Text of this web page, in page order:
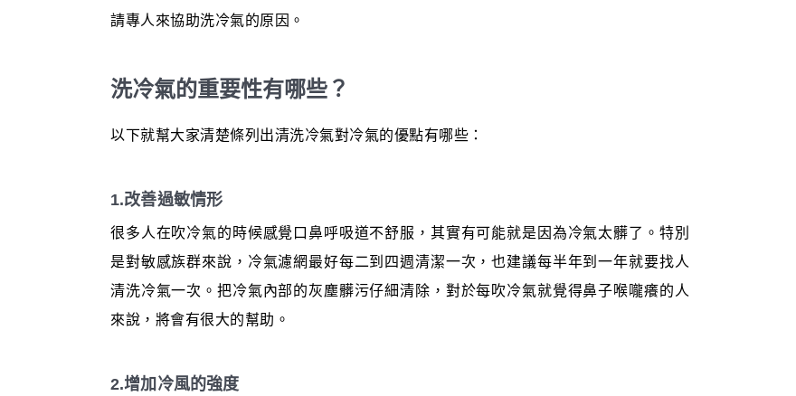
請專人來協助洗冷氣的原因。
洗冷氣的重要性有哪些？
以下就幫大家清楚條列出清洗冷氣對冷氣的優點有哪些：
1.改善過敏情形
很多人在吹冷氣的時候感覺口鼻呼吸道不舒服，其實有可能就是因為冷氣太髒了。特別
是對敏感族群來說，冷氣濾網最好每二到四週清潔一次，也建議每半年到一年就要找人
清洗冷氣一次。把冷氣內部的灰塵髒污仔細清除，對於每吹冷氣就覺得鼻子喉嚨癢的人
來說，將會有很大的幫助。
2.增加冷風的強度